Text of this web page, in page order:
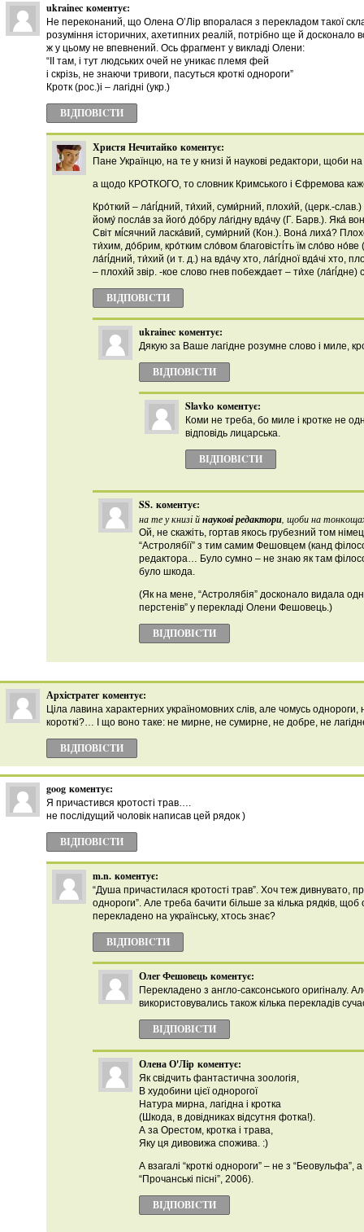
ukrainec коментує:
Не переконаний, що Олена О’Лір впоралася з перекладом такої
розуміння історичних, ахетипних реалій, потрібно ще й досконало
ж у цьому не впевнений. Ось фрагмент у викладі Олени:
“ІІ там, і тут людських очей не уникає племя фей
і скрізь, не знаючи тривоги, пасуться кроткі однороги”
Кротк (рос.)і – лагідні (укр.)
ВІДПОВІCТИ
Христя Нечитайко коментує:
Пане Українцю, на те у книзі й наукові редактори, щоби
а щодо КРОТКОГО, то словник Кримського і Єфремова
Кро́ткий – ла́гі́дний, ти́хий, суми́рний, плохи́й, (церк.-
йому́ посла́в за його́ до́бру ла́гідну вда́чу (Г. Барв.). Яка́
Світ мі́сячний ласка́вий, суми́рний (Кон.). Вона́ лиха́?
ти́хим, до́брим, кро́тким сло́вом благовісті́ть їм сло́во
ла́гі́дний, ти́хий (и т. д.) на вда́чу хто, ла́гі́дної вда́чі хто,
– плохи́й звір. -кое слово гнев побеждает – ти́хе (ла́гі́дне)
ВІДПОВІCТИ
ukrainec коментує:
Дякую за Ваше лагідне розумне слово і миле,
ВІДПОВІCТИ
Slavko коментує:
Коми не треба, бо миле і кротке не
відповідь лицарська.
ВІДПОВІCТИ
SS. коментує:
на те у книзі йнаукові редактори , щоби на
Ой, не скажіть, гортав якось грубезний том
“Астролябії” з тим самим Фешовцем (канд
редактора… Було сумно – не знаю як там
було шкода.
(Як на мене, “Астролябія” досконало видала
перстенів” у перекладі Олени Фешовець.)
ВІДПОВІCТИ
Архістратег коментує:
Ціла лавина характерних україномовних слів, але чомусь
короткі?… І що воно таке: не мирне, не сумирне, не добре, не
ВІДПОВІCТИ
goog коментує:
Я причастився кротості трав….
не послідущий чоловік написав цей рядок )
ВІДПОВІCТИ
m.n. коментує:
“Душа причастилася кротості трав”. Хоч теж дивнувато,
однороги”. Але треба бачити більше за кілька рядків, щоб
перекладено на українську, хтось знає?
ВІДПОВІCТИ
Олег Фешовець коментує:
Перекладено з англо-саксонського оригіналу.
використовувались також кілька перекладів
ВІДПОВІCТИ
Олена О'Лір коментує:
Як свідчить фантастична зоологія,
В худобини цієї однорогої
Натура мирна, лагідна і кротка
(Шкода, в довідниках відсутня фотка!).
А за Орестом, кротка і трава,
Яку ця дивовижа спожива. :)
А взагалі “кроткі однороги” – не з “Беовульфа”,
“Прочанські пісні”, 2006).
ВІДПОВІCТИ